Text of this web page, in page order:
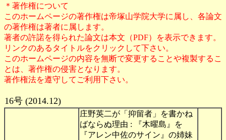
＊著作権について
このホームページの著作権は帝塚山学院大学に属し、各論文
の著作権は著者に属します。
著者の許諾を得られた論文は本文（PDF）を表示できます。
リンクのあるタイトルをクリックして下さい。
このホームページの内容を無断で変更することや複製するこ
とは、著作権の侵害となります。
著作権法を遵守してご利用下さい。
16号 (2014.12)
庄野英二が「抑留者」を書かね
ばならぬ理由 : 『木曜島』を
『アレン中佐のサイン』の姉妹